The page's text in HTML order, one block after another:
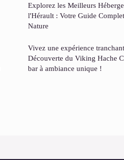
Explorez les Meilleurs
l'Hérault : Votre Guide
Nature
Vivez une expérience
Découverte du Viking Hache
bar à ambiance unique !